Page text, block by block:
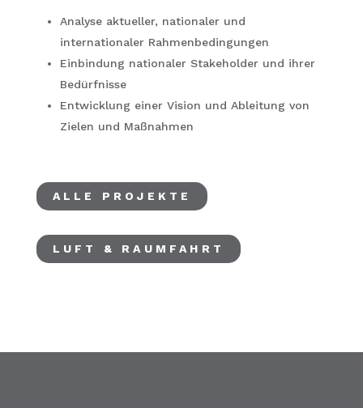
Analyse aktueller, nationaler und
internationaler Rahmenbedingungen
Einbindung nationaler Stakeholder und ihrer
Bedürfnisse
Entwicklung einer Vision und Ableitung von
Zielen und Maßnahmen
ALLE PROJEKTE
LUFT & RAUMFAHRT